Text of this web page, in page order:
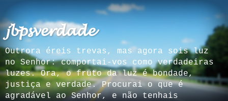
𝓳𝓫𝓹𝓼𝓿𝓮𝓻𝓭𝓪𝓭𝓮
Outrora éreis trevas, mas agora sois luz
no Senhor: comportai-vos como verdadeiras
luzes. Ora, o fruto da luz é bondade,
justiça e verdade. Procurai o que é
agradável ao Senhor, e não tenhais